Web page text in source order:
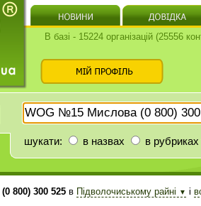
В базі - 15224 організацій (25556
шукати: в назвах в
800) 300 525 в Підволочиському райні ▼ і